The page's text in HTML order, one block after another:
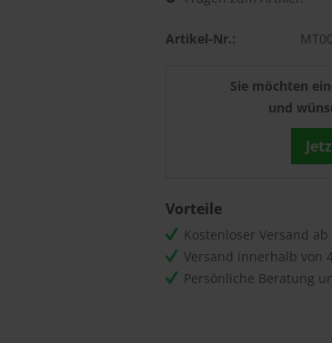
Artikel-Nr.:
Sie möchten
und
Vorteile
Kostenloser Versand ab
Versand innerhalb von
Persönliche Beratung